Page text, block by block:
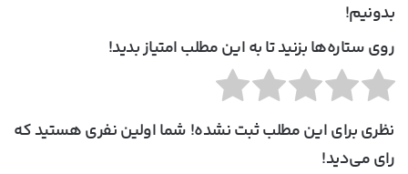
بدونیم!
روی ستاره‌ها بزنید تا به این مطلب امتیاز بدید!
نظری برای این مطلب ثبت نشده! شما اولین نفری هستید که
رای می‌دید!